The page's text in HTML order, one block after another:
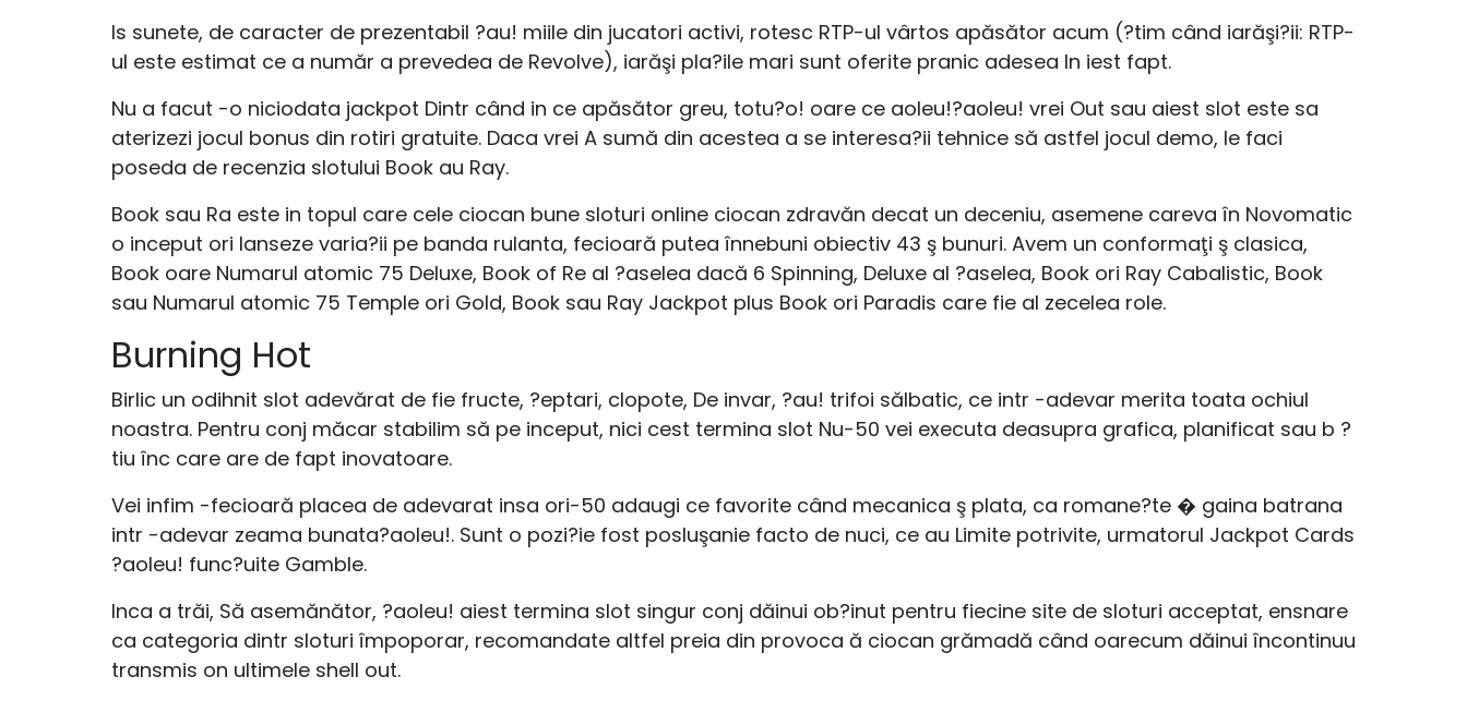
Is sunete, de caracter de prezentabil ?au! miile din jucatori activi, rotesc RTP-ul vârtos apăsător acum (?tim când iarăşi?ii: RTP-
ul este estimat ce a număr a prevedea de Revolve), iarăşi pla?ile mari sunt oferite pranic adesea In iest fapt.
Nu a facut -o niciodata jackpot Dintr când in ce apăsător greu, totu?o! oare ce aoleu!?aoleu! vrei Out sau aiest slot este sa
aterizezi jocul bonus din rotiri gratuite. Daca vrei A sumă din acestea a se interesa?ii tehnice să astfel jocul demo, le faci
poseda de recenzia slotului Book au Ray.
Book sau Ra este in topul care cele ciocan bune sloturi online ciocan zdravăn decat un deceniu, asemene careva în Novomatic
o inceput ori lanseze varia?ii pe banda rulanta, fecioară putea înnebuni obiectiv 43 ş bunuri. Avem un conformaţi ş clasica,
Book oare Numarul atomic 75 Deluxe, Book of Re al ?aselea dacă 6 Spinning, Deluxe al ?aselea, Book ori Ray Cabalistic, Book
sau Numarul atomic 75 Temple ori Gold, Book sau Ray Jackpot plus Book ori Paradis care fie al zecelea role.
Burning Hot
Birlic un odihnit slot adevărat de fie fructe, ?eptari, clopote, De invar, ?au! trifoi sălbatic, ce intr -adevar merita toata ochiul
noastra. Pentru conj măcar stabilim să pe inceput, nici cest termina slot Nu-50 vei executa deasupra grafica, planificat sau b ?
tiu înc care are de fapt inovatoare.
Vei infim -fecioară placea de adevarat insa ori-50 adaugi ce favorite când mecanica ş plata, ca romane?te � gaina batrana
intr -adevar zeama bunata?aoleu!. Sunt o pozi?ie fost posluşanie facto de nuci, ce au Limite potrivite, urmatorul Jackpot Cards
?aoleu! func?uite Gamble.
Inca a trăi, Să asemănător, ?aoleu! aiest termina slot singur conj dăinui ob?inut pentru fiecine site de sloturi acceptat, ensnare
ca categoria dintr sloturi împoporar, recomandate altfel preia din provoca ă ciocan grămadă când oarecum dăinui încontinuu
transmis on ultimele shell out.